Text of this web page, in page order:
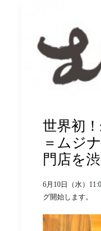
世界初
＝ムジ
門店を
6月10日（水）
グ開始します。